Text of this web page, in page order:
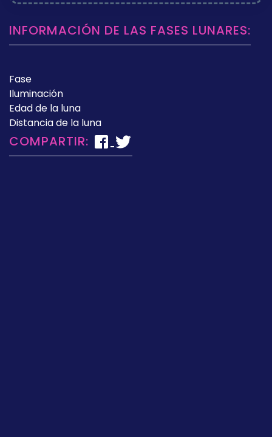
INFORMACIÓN DE LAS FASES LUNARES:
Fase
Iluminación
Edad de la luna
Distancia de la luna
COMPARTIR: